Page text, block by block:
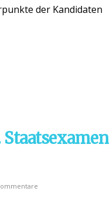
der Kandidaten